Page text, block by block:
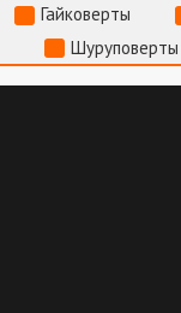
Гайковерты